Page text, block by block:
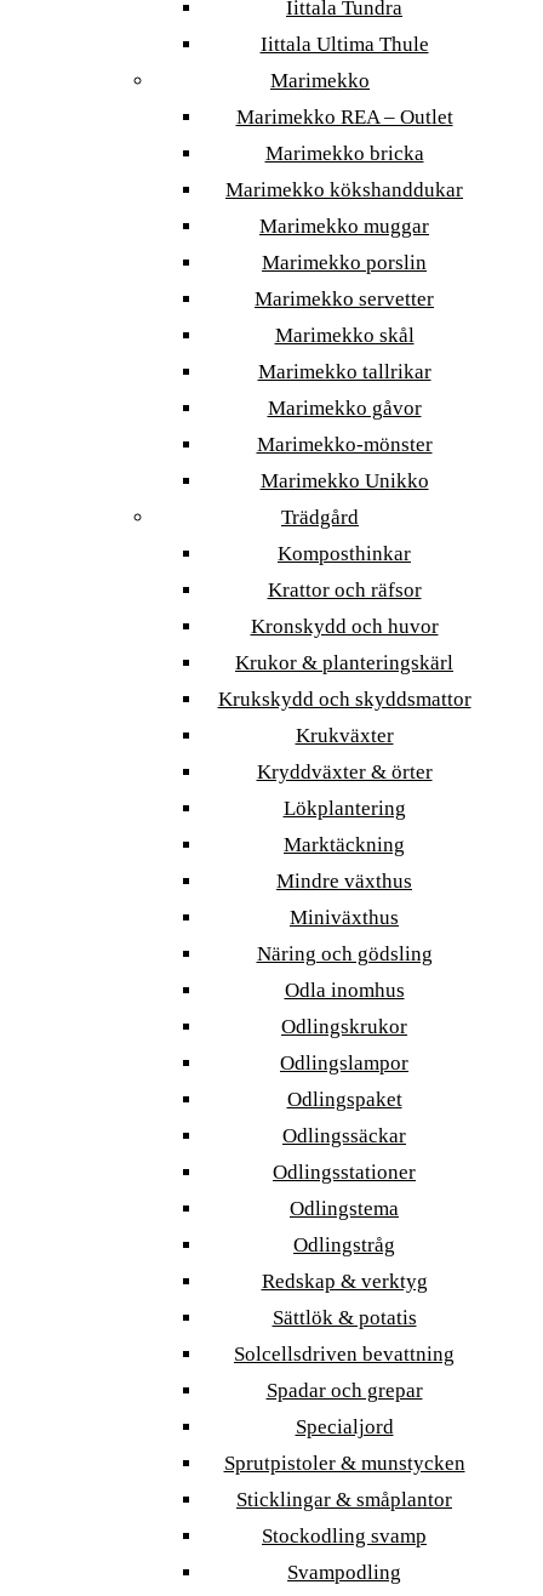
Iittala Tundra
Iittala Ultima Thule
Marimekko
Marimekko REA – Outlet
Marimekko bricka
Marimekko kökshanddukar
Marimekko muggar
Marimekko porslin
Marimekko servetter
Marimekko skål
Marimekko tallrikar
Marimekko gåvor
Marimekko-mönster
Marimekko Unikko
Trädgård
Komposthinkar
Krattor och räfsor
Kronskydd och huvor
Krukor & planteringskärl
Krukskydd och skyddsmattor
Krukväxter
Kryddväxter & örter
Lökplantering
Marktäckning
Mindre växthus
Miniväxthus
Näring och gödsling
Odla inomhus
Odlingskrukor
Odlingslampor
Odlingspaket
Odlingssäckar
Odlingsstationer
Odlingstema
Odlingstråg
Redskap & verktyg
Sättlök & potatis
Solcellsdriven bevattning
Spadar och grepar
Specialjord
Sprutpistoler & munstycken
Sticklingar & småplantor
Stockodling svamp
Svampodling